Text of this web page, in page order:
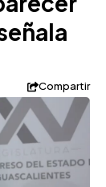
Compartir